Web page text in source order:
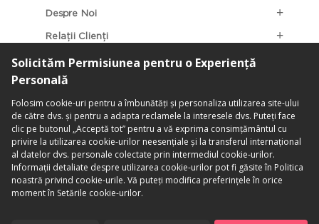
Despre Noi
Relații Clienți
Categorii Populare
Localizarea Magazinelor
contact@penti.com.ro